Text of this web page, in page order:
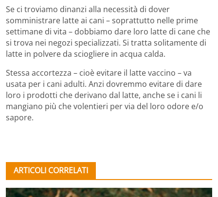
Se ci troviamo dinanzi alla necessità di dover
somministrare latte ai cani – soprattutto nelle prime
settimane di vita – dobbiamo dare loro latte di cane che
si trova nei negozi specializzati. Si tratta solitamente di
latte in polvere da sciogliere in acqua calda.
Stessa accortezza – cioè evitare il latte vaccino – va
usata per i cani adulti. Anzi dovremmo evitare di dare
loro i prodotti che derivano dal latte, anche se i cani li
mangiano più che volentieri per via del loro odore e/o
sapore.
ARTICOLI CORRELATI